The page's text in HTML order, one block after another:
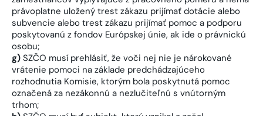
právoplatne uložený trest zákazu prijímať dotácie alebo
subvencie alebo trest zákazu prijímať pomoc a podporu
poskytovanú z fondov Európskej únie, ak ide o právnickú
osobu;
g) SZČO musí prehlásiť, že voči nej nie je nárokované
vrátenie pomoci na základe predchádzajúceho
rozhodnutia Komisie, ktorým bola poskytnutá pomoc
označená za nezákonnú a nezlučiteľnú s vnútorným
trhom;